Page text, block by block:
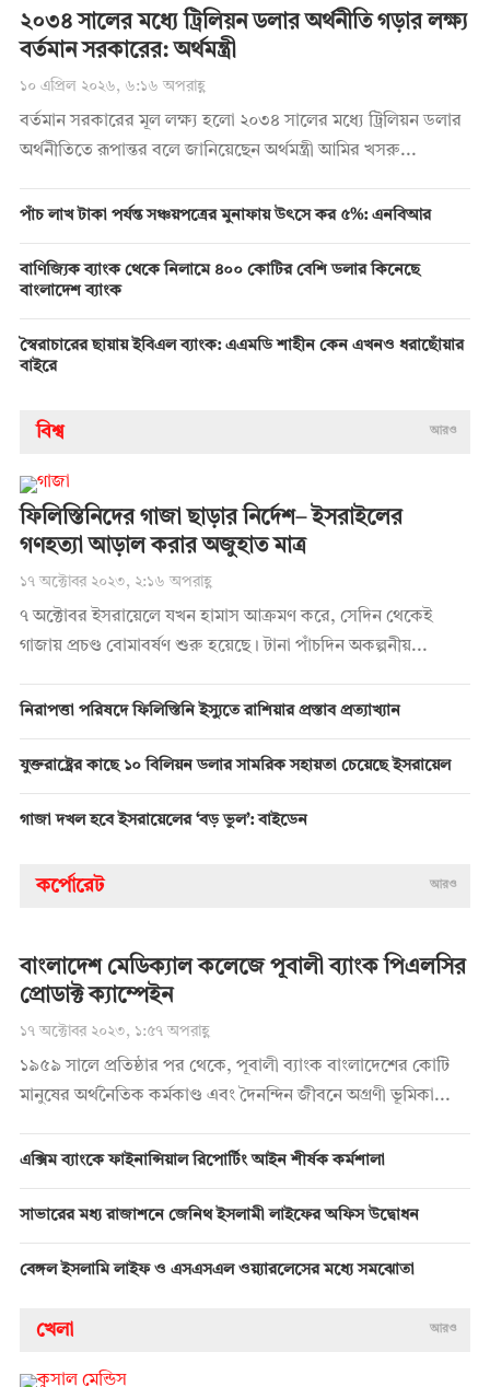
২০৩৪ সালের মধ্যে ট্রিলিয়ন ডলার অর্থনীতি গড়ার লক্ষ্য
বর্তমান সরকারের: অর্থমন্ত্রী
১০ এপ্রিল ২০২৬, ৬:১৬ অপরাহ্ণ
বর্তমান সরকারের মূল লক্ষ্য হলো ২০৩৪ সালের মধ্যে ট্রিলিয়ন ডলার
অর্থনীতিতে রূপান্তর বলে জানিয়েছেন অর্থমন্ত্রী আমির খসরু...
পাঁচ লাখ টাকা পর্যন্ত সঞ্চয়পত্রের মুনাফায় উৎসে কর ৫%: এনবিআর
বাণিজ্যিক ব্যাংক থেকে নিলামে ৪০০ কোটির বেশি ডলার কিনেছে
বাংলাদেশ ব্যাংক
স্বৈরাচারের ছায়ায় ইবিএল ব্যাংক: এএমডি শাহীন কেন এখনও ধরাছোঁয়ার
বাইরে
বিশ্ব আরও
ফিলিস্তিনিদের গাজা ছাড়ার নির্দেশ– ইসরাইলের
গণহত্যা আড়াল করার অজুহাত মাত্র
১৭ অক্টোবর ২০২৩, ২:১৬ অপরাহ্ণ
৭ অক্টোবর ইসরায়েলে যখন হামাস আক্রমণ করে, সেদিন থেকেই
গাজায় প্রচণ্ড বোমাবর্ষণ শুরু হয়েছে। টানা পাঁচদিন অকল্পনীয়...
নিরাপত্তা পরিষদে ফিলিস্তিনি ইস্যুতে রাশিয়ার প্রস্তাব প্রত্যাখ্যান
যুক্তরাষ্ট্রের কাছে ১০ বিলিয়ন ডলার সামরিক সহায়তা চেয়েছে ইসরায়েল
গাজা দখল হবে ইসরায়েলের ‘বড় ভুল’: বাইডেন
কর্পোরেট আরও
বাংলাদেশ মেডিক্যাল কলেজে পূবালী ব্যাংক পিএলসির
প্রোডাক্ট ক্যাম্পেইন
১৭ অক্টোবর ২০২৩, ১:৫৭ অপরাহ্ণ
১৯৫৯ সালে প্রতিষ্ঠার পর থেকে, পূবালী ব্যাংক বাংলাদেশের কোটি
মানুষের অর্থনৈতিক কর্মকাণ্ড এবং দৈনন্দিন জীবনে অগ্রণী ভূমিকা...
এক্সিম ব্যাংকে ফাইনান্সিয়াল রিপোর্টিং আইন শীর্ষক কর্মশালা
সাভারের মধ্য রাজাশনে জেনিথ ইসলামী লাইফের অফিস উদ্বোধন
বেঙ্গল ইসলামি লাইফ ও এসএসএল ওয়্যারলেসের মধ্যে সমঝোতা
খেলা আরও